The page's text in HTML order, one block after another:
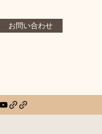
お問い合わせ